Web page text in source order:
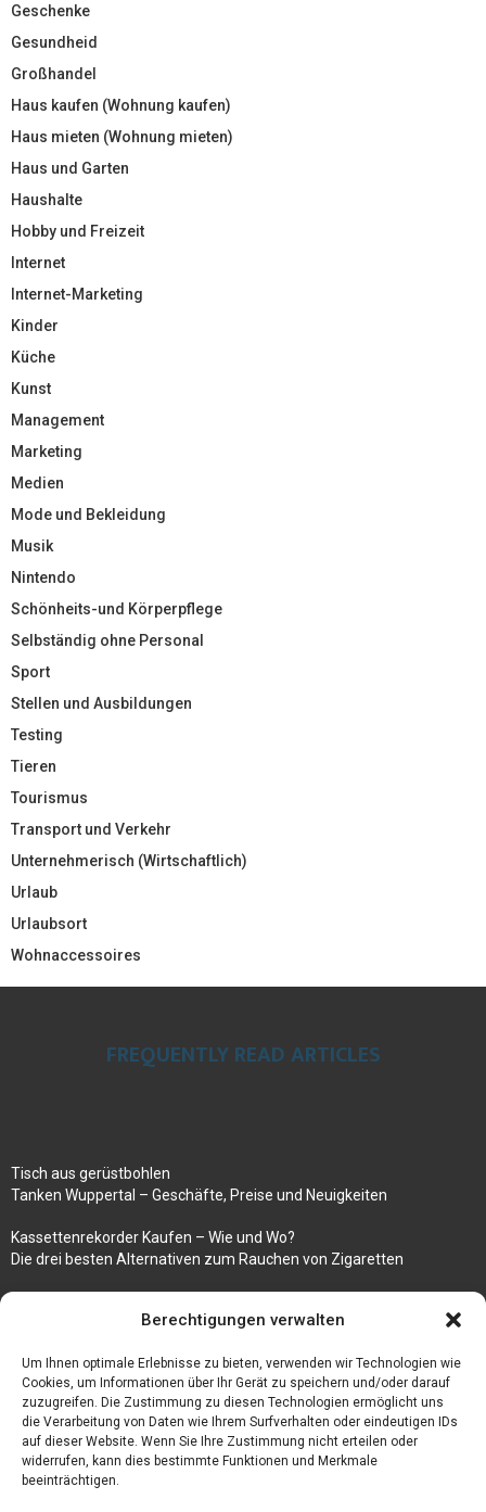
Berechtigungen verwalten
Um Ihnen optimale Erlebnisse zu bieten, verwenden wir Technologien wie
Cookies, um Informationen über Ihr Gerät zu speichern und/oder darauf
zuzugreifen. Die Zustimmung zu diesen Technologien ermöglicht uns
die Verarbeitung von Daten wie Ihrem Surfverhalten oder eindeutigen IDs
auf dieser Website. Wenn Sie Ihre Zustimmung nicht erteilen oder
widerrufen, kann dies bestimmte Funktionen und Merkmale
beeinträchtigen.
Geschenke
Gesundheid
Großhandel
Haus kaufen (Wohnung kaufen)
Haus mieten (Wohnung mieten)
Haus und Garten
Haushalte
Hobby und Freizeit
Internet
Internet-Marketing
Kinder
Küche
Kunst
Management
Marketing
Medien
Mode und Bekleidung
Musik
Nintendo
Schönheits-und Körperpflege
Selbständig ohne Personal
Sport
Stellen und Ausbildungen
Testing
Tieren
Tourismus
Transport und Verkehr
Unternehmerisch (Wirtschaftlich)
Urlaub
Urlaubsort
Wohnaccessoires
FREQUENTLY READ ARTICLES
Tisch aus gerüstbohlen
Tanken Wuppertal – Geschäfte, Preise und Neuigkeiten
Kassettenrekorder Kaufen – Wie und Wo?
Die drei besten Alternativen zum Rauchen von Zigaretten
Rezepte für gekochte Süßkartoffeln
Gönnen Sie sich bedruckte Fliesen mit einem eigenen Bild